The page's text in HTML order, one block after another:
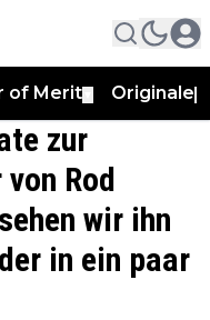
of Merit Originale
zur
Rod
wir ihn
in ein paar